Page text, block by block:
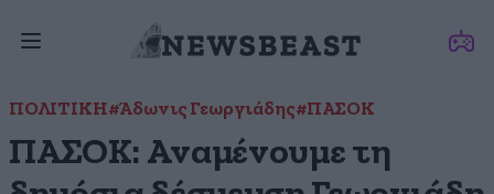
ΠΟΛΙΤΙΚΗ#Άδωνις Γεωργιάδης#ΠΑΣΟΚ
ΠΑΣΟΚ: Αναμένουμε τη